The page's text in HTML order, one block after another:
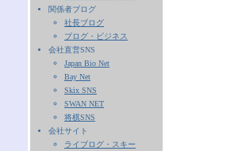
関係者ブログ
社長ブログ
ブログ・ビジネス
会社直営SNS
Japan Bio Net
Bay Net
Skix SNS
SWAN NET
将棋SNS
会社サイト
ライブログ・スキー